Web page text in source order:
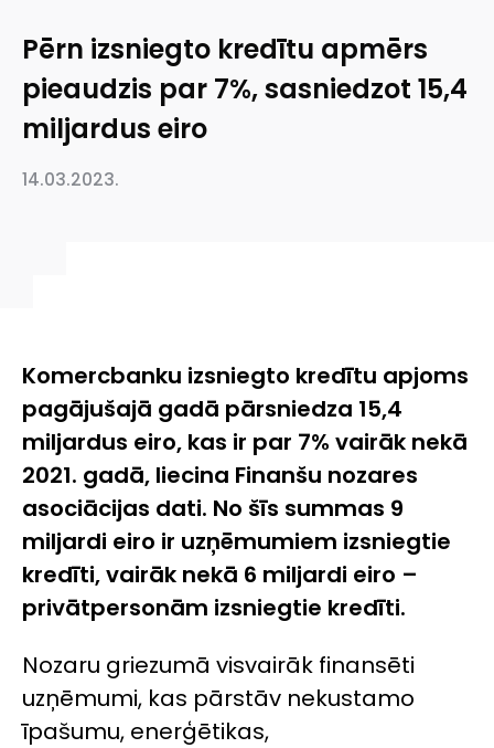
Pērn izsniegto kredītu apmērs
pieaudzis par 7%, sasniedzot 15,4
miljardus eiro
14.03.2023.
Komercbanku izsniegto kredītu apjoms
pagājušajā gadā pārsniedza 15,4
miljardus eiro, kas ir par 7% vairāk nekā
2021. gadā, liecina Finanšu nozares
asociācijas dati. No šīs summas 9
miljardi eiro ir uzņēmumiem izsniegtie
kredīti, vairāk nekā 6 miljardi eiro –
privātpersonām izsniegtie kredīti.
Nozaru griezumā visvairāk finansēti
uzņēmumi, kas pārstāv nekustamo
īpašumu, enerģētikas,